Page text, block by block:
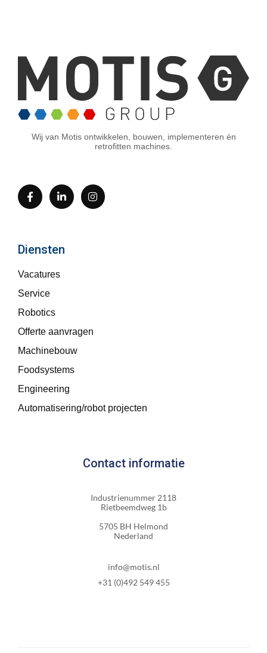
Wij van Motis ontwikkelen, bouwen, implementeren én
retrofitten machines.
Diensten
Vacatures
Service
Robotics
Offerte aanvragen
Machinebouw
Foodsystems
Engineering
Automatisering/robot projecten
Contact informatie
Industrienummer 2118
Rietbeemdweg 1b
5705 BH Helmond
Nederland
info@motis.nl
+31 (0)492 549 455